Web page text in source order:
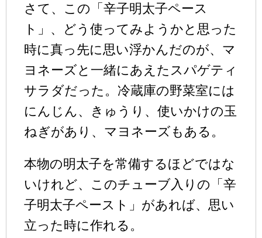
さて、この「辛子明太子ペース
ト」、どう使ってみようかと思った
時に真っ先に思い浮かんだのが、マ
ヨネーズと一緒にあえたスパゲティ
サラダだった。冷蔵庫の野菜室には
にんじん、きゅうり、使いかけの玉
ねぎがあり、マヨネーズもある。
本物の明太子を常備するほどではな
いけれど、このチューブ入りの「辛
子明太子ペースト」があれば、思い
立った時に作れる。